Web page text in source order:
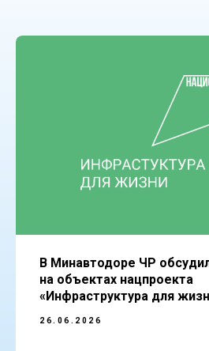
В Минавтодоре ЧР
на объектах нацпроекта
«Инфраструктура для
26.06.2026